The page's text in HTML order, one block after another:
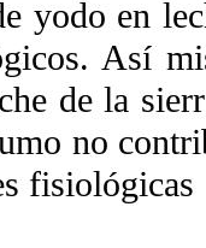
yodo en
Así
de la
no